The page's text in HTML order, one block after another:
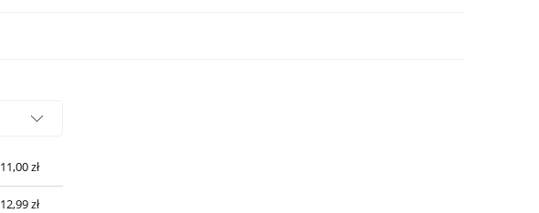
11,00 zł
12,99 zł